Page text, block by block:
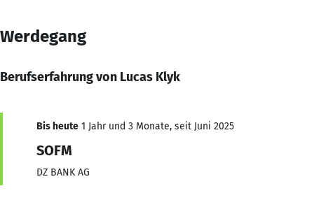
Werdegang
Berufserfahrung von Lucas Klyk
Bis heute 1 Jahr und 3 Monate, seit Juni 2025
SOFM
DZ BANK AG